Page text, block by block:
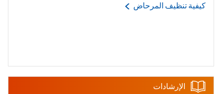
كيفية تنظيف المرحاض
الإرشادات